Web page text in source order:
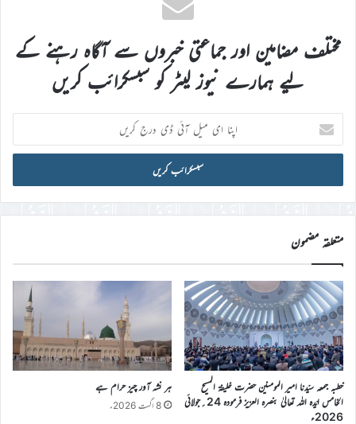
مختلف مضامین اور جماعتی خبروں سے آگاہ رہنے کے
لیے ہمارے نیوز لیٹر کو سبسکرائب کریں
اپنا
ای
میل
ڈی
درج
کریں
متعلقہ مضمون
خطبہ جمعہ سیّدنا امیر المومنین حضرت خلیفۃ المسیح
الخامس ایّدہ اللہ تعالیٰ بنصرہ العزیز فرمودہ 24؍جولائی
2026ء
ہر نشہ آور چیز حرام ہے
8 اگست 2026ء